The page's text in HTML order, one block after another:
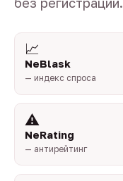
📈
NeBlask
— индекс спроса
⚠️
NeRating
— антирейтинг